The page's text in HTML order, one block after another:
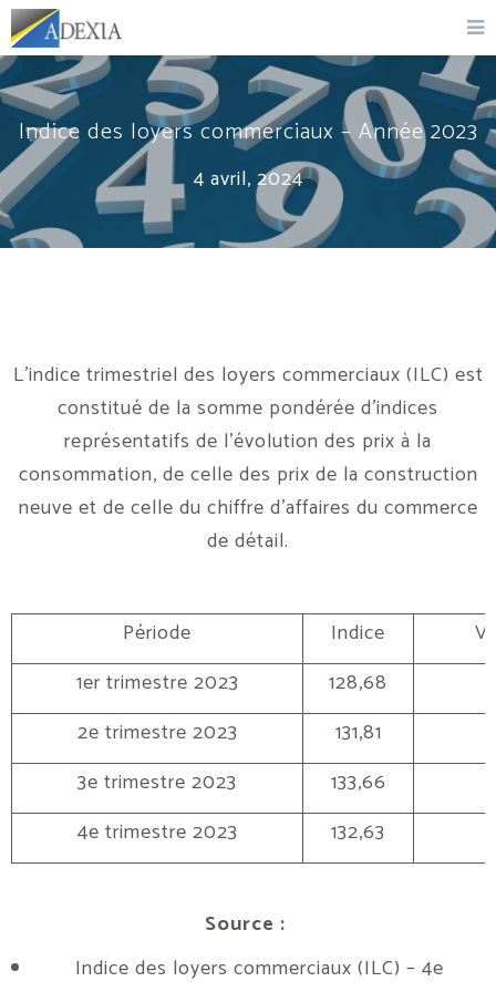
Indice des loyers commerciaux – Année 2023
4 avril, 2024
L’indice trimestriel des loyers commerciaux (ILC) est
constitué de la somme pondérée d’indices
représentatifs de l’évolution des prix à la
consommation, de celle des prix de la construction
neuve et de celle du chiffre d’affaires du commerce
de détail.
Période Indice
1er trimestre 2023
128,68
2e trimestre 2023
131,81
3e trimestre 2023
133,66
4e trimestre 2023
132,63
Source :
Indice des loyers commerciaux (ILC) – 4e